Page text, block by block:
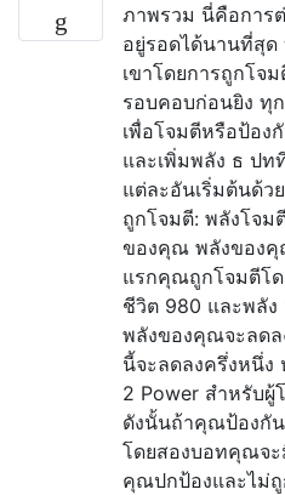
ภาพรวม นี่คือการ
อยู่รอดได้นานที่สุด
เขาโดยการถูกโจ
รอบคอบก่อนยิง ทุ
เพื่อโจมตีหรือป้อง
และเพิ่มพลัง ธ ป
แต่ละอันเริ่มต้นด้ว
ถูกโจมตี: พลังโจ
ของคุณ พลังของคุ
แรกคุณถูกโจมตีโ
ชีวิต 980 และพลัง
พลังของคุณจะลด
นี้จะลดลงครึ่งหนึ่
2 Power สำหรับผู้
ดังนั้นถ้าคุณป้องกั
โดยสองบอทคุณจ
คุณปกป้องและไม่